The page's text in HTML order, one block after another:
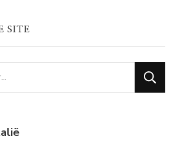
SITE